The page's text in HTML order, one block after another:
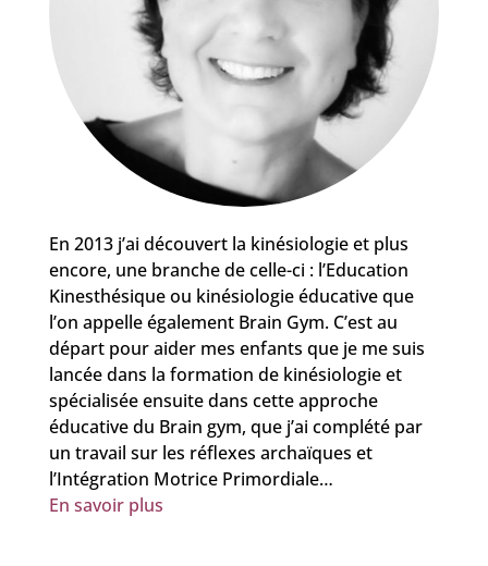
En 2013 j’ai découvert la kinésiologie et plus
encore, une branche de celle-ci : l’Education
Kinesthésique ou kinésiologie éducative que
l’on appelle également Brain Gym. C’est au
départ pour aider mes enfants que je me suis
lancée dans la formation de kinésiologie et
spécialisée ensuite dans cette approche
éducative du Brain gym, que j’ai complété par
un travail sur les réflexes archaïques et
l’Intégration Motrice Primordiale…
En savoir plus